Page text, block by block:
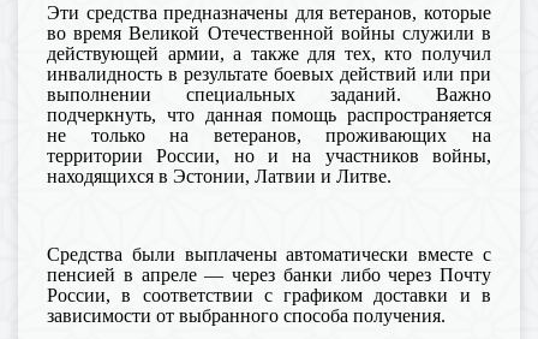
Эти средства предназначены для ветеранов, которые
во время Великой Отечественной войны служили в
действующей армии, а также для тех, кто получил
инвалидность в результате боевых действий или при
выполнении специальных заданий. Важно
подчеркнуть, что данная помощь распространяется
не только на ветеранов, проживающих на
территории России, но и на участников войны,
находящихся в Эстонии, Латвии и Литве.
Средства были выплачены автоматически вместе с
пенсией в апреле — через банки либо через Почту
России, в соответствии с графиком доставки и в
зависимости от выбранного способа получения.